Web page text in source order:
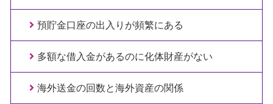
預貯金口座の出入りが頻繁にある
多額な借入金があるのに化体財産がない
海外送金の回数と海外資産の関係